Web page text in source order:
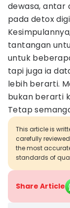
dewasa, antar
pada detox
tantangan
untuk
tapi juga ia
lebih berarti.
bukan berarti
Tetap
This article is
carefully
the most
standards of
Share Article